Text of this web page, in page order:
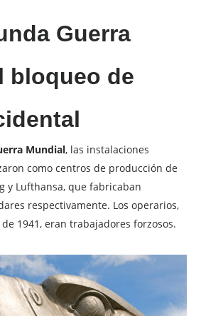
Guerra
bloqueo de
Mundial, las instalaciones
como centros de producción de
y Lufthansa, que fabricaban
respectivamente. Los operarios,
1941, eran trabajadores forzosos.